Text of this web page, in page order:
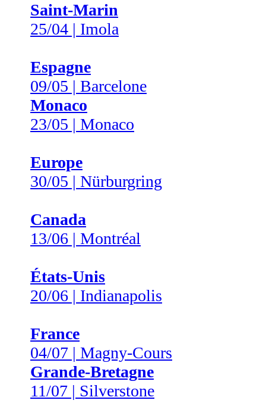
Saint-Marin
25/04 | Imola
Espagne
09/05 | Barcelone
Monaco
23/05 | Monaco
Europe
30/05 | Nürburgring
Canada
13/06 | Montréal
États-Unis
20/06 | Indianapolis
France
04/07 | Magny-Cours
Grande-Bretagne
11/07 | Silverstone